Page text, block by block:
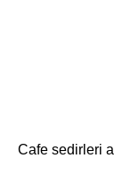
Cafe sedirleri